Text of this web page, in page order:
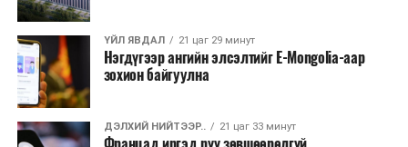
ӨМНӨХ МЭДЭЭ
Г. Агааноров: “ABU РОБОКОН 2025 ULAANBAATAR ”
олон улсын тэмцээнд 13 орны 14 баг оролцоно
ҮЙЛ ЯВДАЛ 21 цаг 29 минут
Нэгдүгээр ангийн элсэлтийг E-Mongolia-аар
зохион байгуулна
ДЭЛХИЙ НИЙТЭЭР.. 21 цаг 33 минут